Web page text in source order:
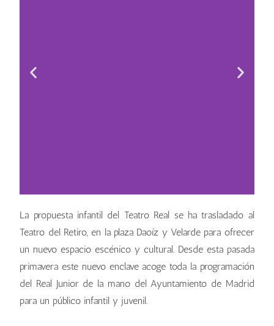
Vive la magia de la época
más familiar del año con el
“Concierto de Navidad”(9
diciembre) en el que
participan la Joven Orquesta
y la Joven Camerata de la
La propuesta infantil del Teatro Real se ha trasladado al
Teatro del Retiro, en la plaza Daoíz y Velarde para ofrecer
un nuevo espacio escénico y cultural. Desde esta pasada
primavera este nuevo enclave acoge toda la programación
del Real Junior de la mano del Ayuntamiento de Madrid
para un público infantil y juvenil.